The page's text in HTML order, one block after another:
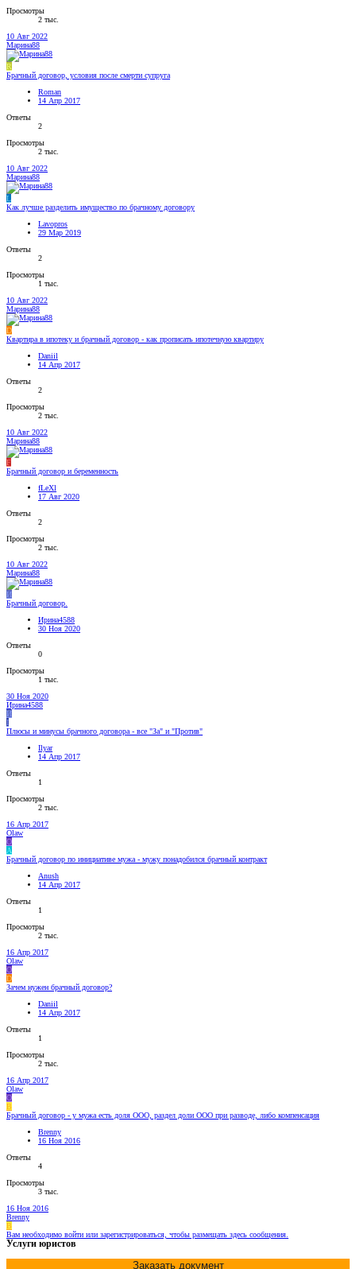
Просмотры
2 тыс.
10 Авг 2022
Марина88
R
Брачный договор, условия после смерти супруга
Roman
14 Апр 2017
Ответы
2
Просмотры
2 тыс.
10 Авг 2022
Марина88
L
Как лучше разделить имущество по брачному договору
Lavopros
29 Мар 2019
Ответы
2
Просмотры
1 тыс.
10 Авг 2022
Марина88
D
Квартира в ипотеку и брачный договор - как прописать ипотечную квартиру
Daniil
14 Апр 2017
Ответы
2
Просмотры
2 тыс.
10 Авг 2022
Марина88
F
Брачный договор и беременность
fLeXl
17 Авг 2020
Ответы
2
Просмотры
2 тыс.
10 Авг 2022
Марина88
И
Брачный договор.
Ирина4588
30 Ноя 2020
Ответы
0
Просмотры
1 тыс.
30 Ноя 2020
Ирина4588
И
I
Плюсы и минусы брачного договора - все "За" и "Против"
Ilyar
14 Апр 2017
Ответы
1
Просмотры
2 тыс.
16 Апр 2017
Olaw
O
A
Брачный договор по инициативе мужа - мужу понадобился брачный контракт
Anush
14 Апр 2017
Ответы
1
Просмотры
2 тыс.
16 Апр 2017
Olaw
O
D
Зачем нужен брачный договор?
Daniil
14 Апр 2017
Ответы
1
Просмотры
2 тыс.
16 Апр 2017
Olaw
O
B
Брачный договор - у мужа есть доля ООО, раздел доли ООО при разводе, либо компенсация
Brenny
16 Ноя 2016
Ответы
4
Просмотры
3 тыс.
16 Ноя 2016
Brenny
B
Вам необходимо войти или зарегистрироваться, чтобы размещать здесь сообщения.
Услуги юристов
Заказать документ